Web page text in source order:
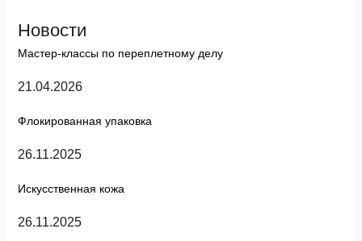
Новости
Мастер-классы по переплетному делу
21.04.2026
Флокированная упаковка
26.11.2025
Искусственная кожа
26.11.2025